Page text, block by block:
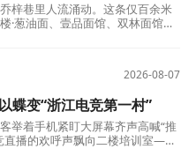
巷里人流涌动。这条仅百余米
·葱油面、壹品面馆、双林面馆、
2026-08-07
蝶变“浙江电竞第一村”
着手机紧盯大屏幕齐声高喊“推
直播的欢呼声飘向二楼培训室——